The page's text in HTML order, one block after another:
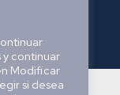
y continuar
Modificar
si desea